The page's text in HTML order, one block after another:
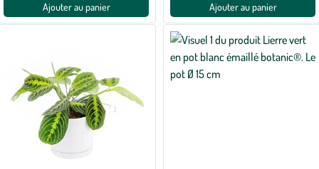
Ajouter au panier
Ajouter au panier